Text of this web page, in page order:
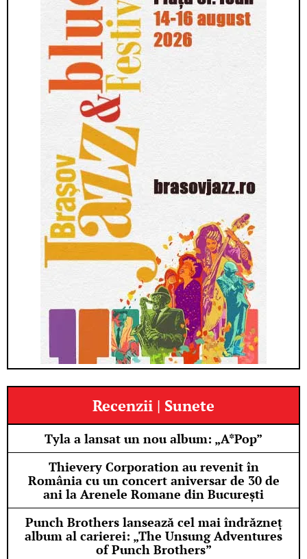
Recenzii | Sunete
Tyla a lansat un nou album: „A*Pop”
Thievery Corporation au revenit în
România cu un concert aniversar de 30 de
ani la Arenele Romane din București
Punch Brothers lansează cel mai îndrăzneț
album al carierei: „The Unsung Adventures
of Punch Brothers”